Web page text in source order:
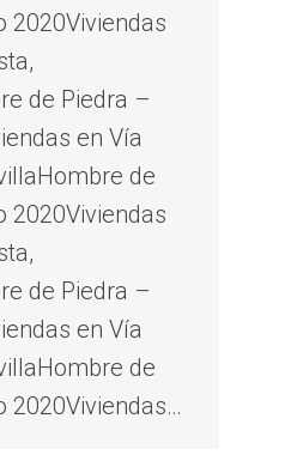
2020Viviendas
de Piedra –
en Vía
de
2020Viviendas
de Piedra –
en Vía
de
2020Viviendas…